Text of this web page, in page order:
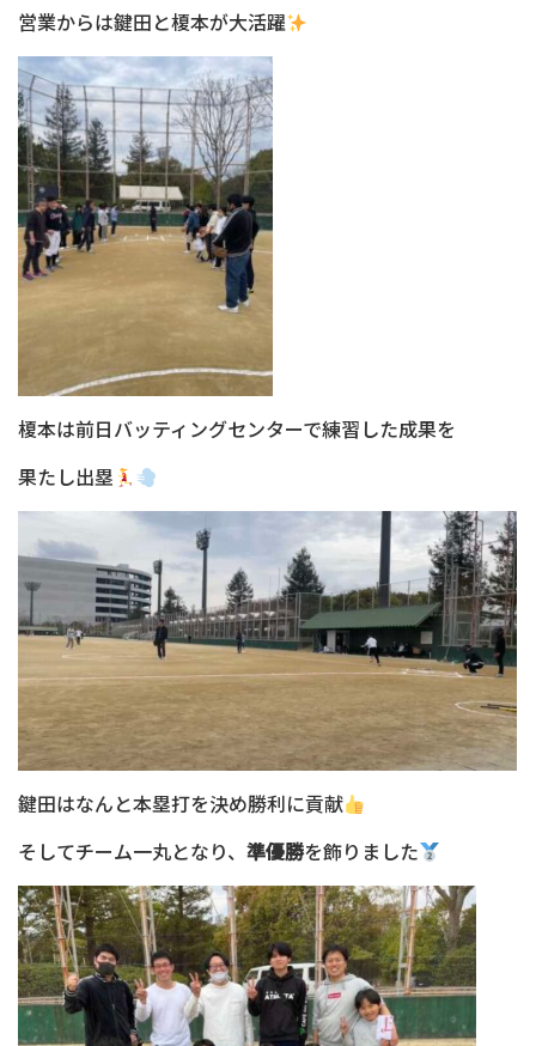
営業からは鍵田と榎本が大活躍
榎本は前日バッティングセンターで練習した成果を
果たし出塁
鍵田はなんと本塁打を決め勝利に貢献
そしてチーム一丸となり、 準優勝を飾りました